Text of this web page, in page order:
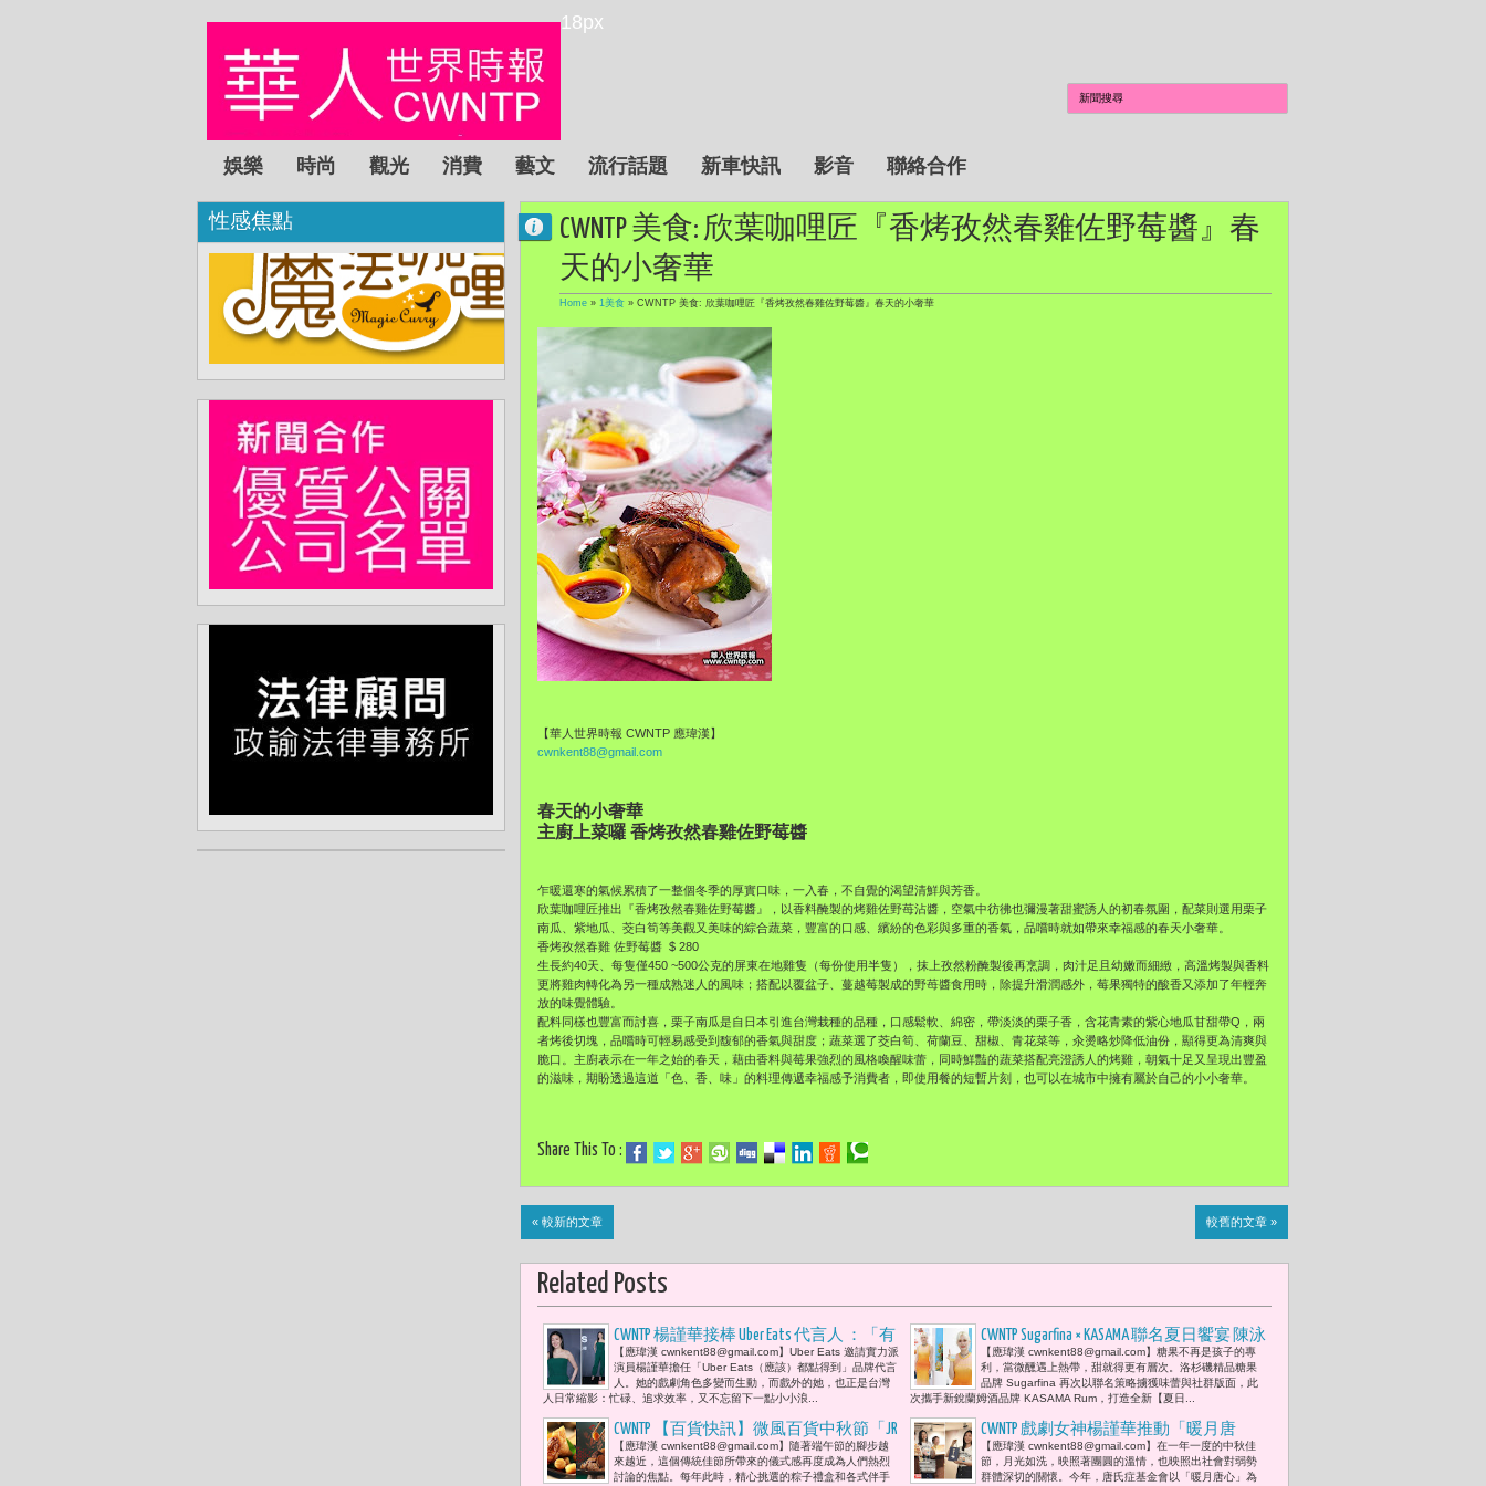
18px
娛樂 時尚 觀光 消費 藝文 流行話題 新車快訊 影音 聯絡合作
CWNTP 美食: 欣葉咖哩匠『香烤孜然春雞佐野莓醬』春
天的小奢華
Home » 1美食 » CWNTP 美食: 欣葉咖哩匠『香烤孜然春雞佐野莓醬』春天的小奢華
【華人世界時報 CWNTP 應瑋漢】
cwnkent88@gmail.com
春天的小奢華
主廚上菜囉 香烤孜然春雞佐野莓醬
乍暖還寒的氣候累積了一整個冬季的厚實口味，一入春，不自覺的渴望清鮮與芳香。
欣葉咖哩匠推出『香烤孜然春雞佐野莓醬』，以香料醃製的烤雞佐野苺沾醬，空氣中彷彿也彌漫著甜蜜誘人的初春氛圍，配菜則選用栗子
南瓜、紫地瓜、茭白筍等美觀又美味的綜合蔬菜，豐富的口感、繽紛的色彩與多重的香氣，品嚐時就如帶來幸福感的春天小奢華。
香烤孜然春雞 佐野莓醬 $ 280
生長約40天、每隻僅450 ~500公克的屏東在地雞隻（每份使用半隻），抹上孜然粉醃製後再烹調，肉汁足且幼嫩而細緻，高溫烤製與香料
更將雞肉轉化為另一種成熟迷人的風味；搭配以覆盆子、蔓越莓製成的野苺醬食用時，除提升滑潤感外，莓果獨特的酸香又添加了年輕奔
放的味覺體驗。
配料同樣也豐富而討喜，栗子南瓜是自日本引進台灣栽種的品種，口感鬆軟、綿密，帶淡淡的栗子香，含花青素的紫心地瓜甘甜帶Q，兩
者烤後切塊，品嚐時可輕易感受到馥郁的香氣與甜度；蔬菜選了茭白筍、荷蘭豆、甜椒、青花菜等，汆燙略炒降低油份，顯得更為清爽與
脆口。主廚表示在一年之始的春天，藉由香料與莓果強烈的風格喚醒味蕾，同時鮮豔的蔬菜搭配亮澄誘人的烤雞，朝氣十足又呈現出豐盈
的滋味，期盼透過這道「色、香、味」的料理傳遞幸福感予消費者，即使用餐的短暫片刻，也可以在城市中擁有屬於自己的小小奢華。
Share This To :
« 較新的文章 較舊的文章 »
Related Posts
CWNTP 楊謹華接棒 Uber Eats 代言人 ：「有
了 Uber Eats 真的解決生活上很多困難，
也讓我省下更多時間，將寶貴的時光留
給重要的人，創造美好回憶！」
【應瑋漢 cwnkent88@gmail.com】Uber Eats 邀請實力派
演員楊謹華擔任「Uber Eats（應該）都點得到」品牌代言
人。她的戲劇角色多變而生動，而戲外的她，也正是台灣
人日常縮影：忙碌、追求效率，又不忘留下一點小小浪...
CWNTP Sugarfina × KASAMA 聯名夏日饗宴 陳泳
希香氣亮相 微醺讓美變得理直氣壯
【應瑋漢 cwnkent88@gmail.com】糖果不再是孩子的專
利，當微醺遇上熱帶，甜就得更有層次。洛杉磯精品糖果
品牌 Sugarfina 再次以聯名策略擄獲味蕾與社群版面，此
次攜手新銳蘭姆酒品牌 KASAMA Rum，打造全新【夏日...
CWNTP 【百貨快訊】微風百貨中秋節「JR
東日本大飯店－帝王魚翅鮑魚粽」8800
元 新光三越響應世界地球日展開綠色行
【應瑋漢 cwnkent88@gmail.com】隨著端午節的腳步越
來越近，這個傳統佳節所帶來的儀式感再度成為人們熱烈
討論的焦點。每年此時，精心挑選的粽子禮盒和各式伴手
CWNTP 戲劇女神楊謹華推動「暖月唐
心」中秋禮盒 綻放唐氏症基金會公益與
永續之光
【應瑋漢 cwnkent88@gmail.com】在一年一度的中秋佳
節，月光如洗，映照著團圓的溫情，也映照出社會對弱勢
群體深切的關懷。今年，唐氏症基金會以「暖月唐心」為
性感焦點